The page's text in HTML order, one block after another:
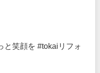
と笑顔を #tokaiリフォ